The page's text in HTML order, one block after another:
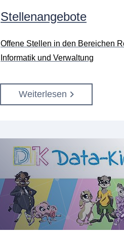
Stellenangebote
Offene Stellen in den Bereichen
Informatik und Verwaltung
Weiterlesen